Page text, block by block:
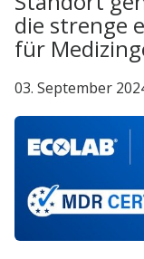
die strenge
für
03. September